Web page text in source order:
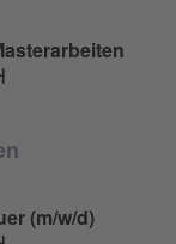
(m/w/d)